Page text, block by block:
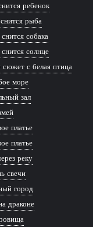
ребенок
рыба
собака
солнце
с белая птица
море
зал
платье
платье
реку
свечи
город
драконе